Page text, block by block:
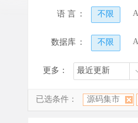
其他
语 言 ： 不限
数据库 ： 不限
更多： 最近更新
已选条件： 源码集市